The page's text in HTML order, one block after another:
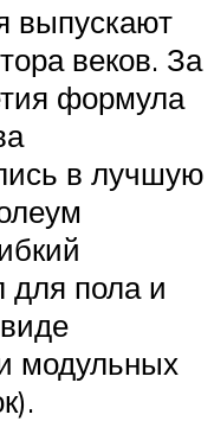
выпускают
веков. За
формула
в лучшую
для пола и
модульных